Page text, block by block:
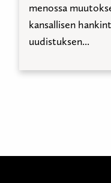
menossa
kansallisen
uudistuksen...